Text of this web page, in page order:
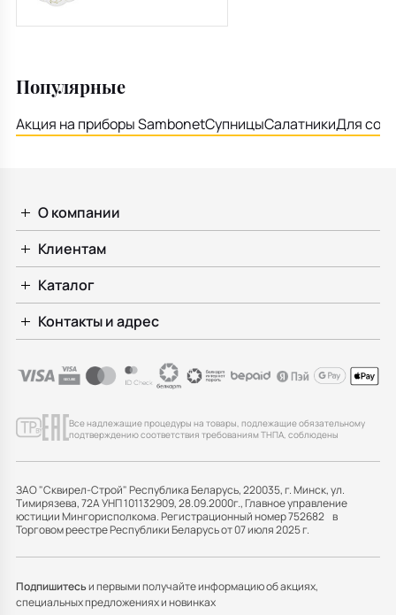
Популярные
Акция на приборы SambonetСупницыСалатникиДля
О компании
Клиентам
Каталог
Контакты и адрес
Все надлежащие процедуры на товары, подлежащие обязательному
подтверждению соответствия требованиям ТНПА, соблюдены
ЗАО "Сквирел-Строй" Республика Беларусь, 220035, г. Минск, ул.
Тимирязева, 72А УНП 101132909, 28.09.2000г., Главное управление
юстиции Мингорисполкома. Регистрационный номер 752682 в
Торговом реестре Республики Беларусь от 07 июля 2025 г.
Подпишитесьи первыми получайте информацию об акциях,
специальных предложениях и новинках